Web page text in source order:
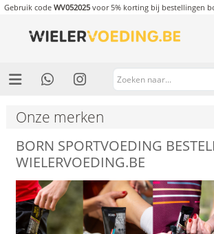
Gebruik code WV052025voor 5% korting bij bestellingen
Onze merken
BORN SPORTVOEDING
WIELERVOEDING.BE